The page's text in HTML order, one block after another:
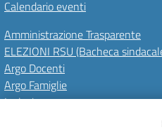
Calendario eventi
Amministrazione Trasparente
ELEZIONI RSU (Bacheca
Argo Docenti
Argo Famiglie
Inclusione